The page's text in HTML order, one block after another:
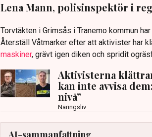
Lena Mann, polisinspektör i
Torvtäkten i Grimsås i Tranemo kommun
Återställ Våtmarker efter att aktivister har
maskiner, grävt igen diken och spridit
Aktivisterna
kan inte avvisa
nivå”
Näringsliv
AI-sammanfattning